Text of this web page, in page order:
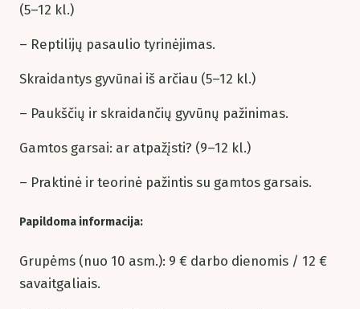
(5–12 kl.)
– Reptilijų pasaulio tyrinėjimas.
Skraidantys gyvūnai iš arčiau (5–12 kl.)
– Paukščių ir skraidančių gyvūnų pažinimas.
Gamtos garsai: ar atpažįsti? (9–12 kl.)
– Praktinė ir teorinė pažintis su gamtos garsais.
Papildoma informacija:
Grupėms (nuo 10 asm.): 9 € darbo dienomis / 12 €
savaitgaliais.